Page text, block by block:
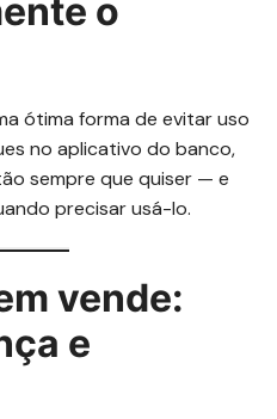
o
ótima forma de evitar uso
no aplicativo do banco,
sempre que quiser — e
precisar usá-lo.
vende:
e